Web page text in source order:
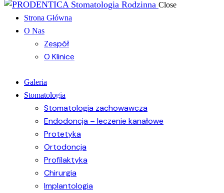
Close
Strona Główna
O Nas
Zespół
O Klinice
Galeria
Stomatologia
Stomatologia zachowawcza
Endodoncja – leczenie kanałowe
Protetyka
Ortodoncja
Profilaktyka
Chirurgia
Implantologia